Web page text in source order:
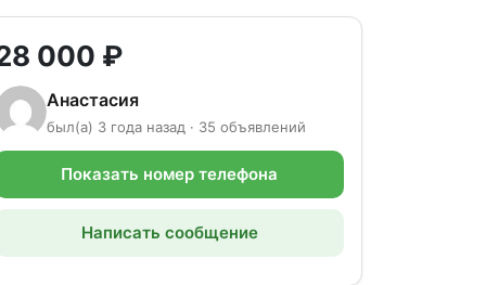
000 ₽
Анастасия
был(а) 3 года назад · 35 объявлений
Показать номер телефона
Написать сообщение